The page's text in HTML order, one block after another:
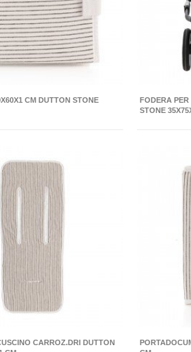
CM DUTTON STONE
FODERA
STONE
CARROZ.DRI DUTTON